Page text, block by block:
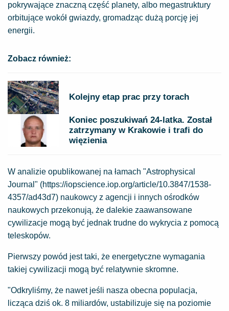
pokrywające znaczną część planety, albo megastruktury
orbitujące wokół gwiazdy, gromadząc dużą porcję jej
energii.
Zobacz również:
Kolejny etap prac przy torach
Koniec poszukiwań 24-latka. Został
zatrzymany w Krakowie i trafi do
więzienia
W analizie opublikowanej na łamach "Astrophysical
Journal" (https://iopscience.iop.org/article/10.3847/1538-
4357/ad43d7) naukowcy z agencji i innych ośrodków
naukowych przekonują, że dalekie zaawansowane
cywilizacje mogą być jednak trudne do wykrycia z pomocą
teleskopów.
Pierwszy powód jest taki, że energetyczne wymagania
takiej cywilizacji mogą być relatywnie skromne.
"Odkryliśmy, że nawet jeśli nasza obecna populacja,
licząca dziś ok. 8 miliardów, ustabilizuje się na poziomie